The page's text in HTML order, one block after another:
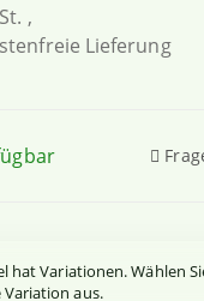
,
Lieferung
hat Variationen. Wählen
aus.